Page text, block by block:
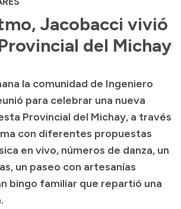
Jacobacci vivió
del Michay
la comunidad de Ingeniero
para celebrar una nueva
Provincial del Michay, a través
con diferentes propuestas
en vivo, números de danza, un
un paseo con artesanías
bingo familiar que repartió una